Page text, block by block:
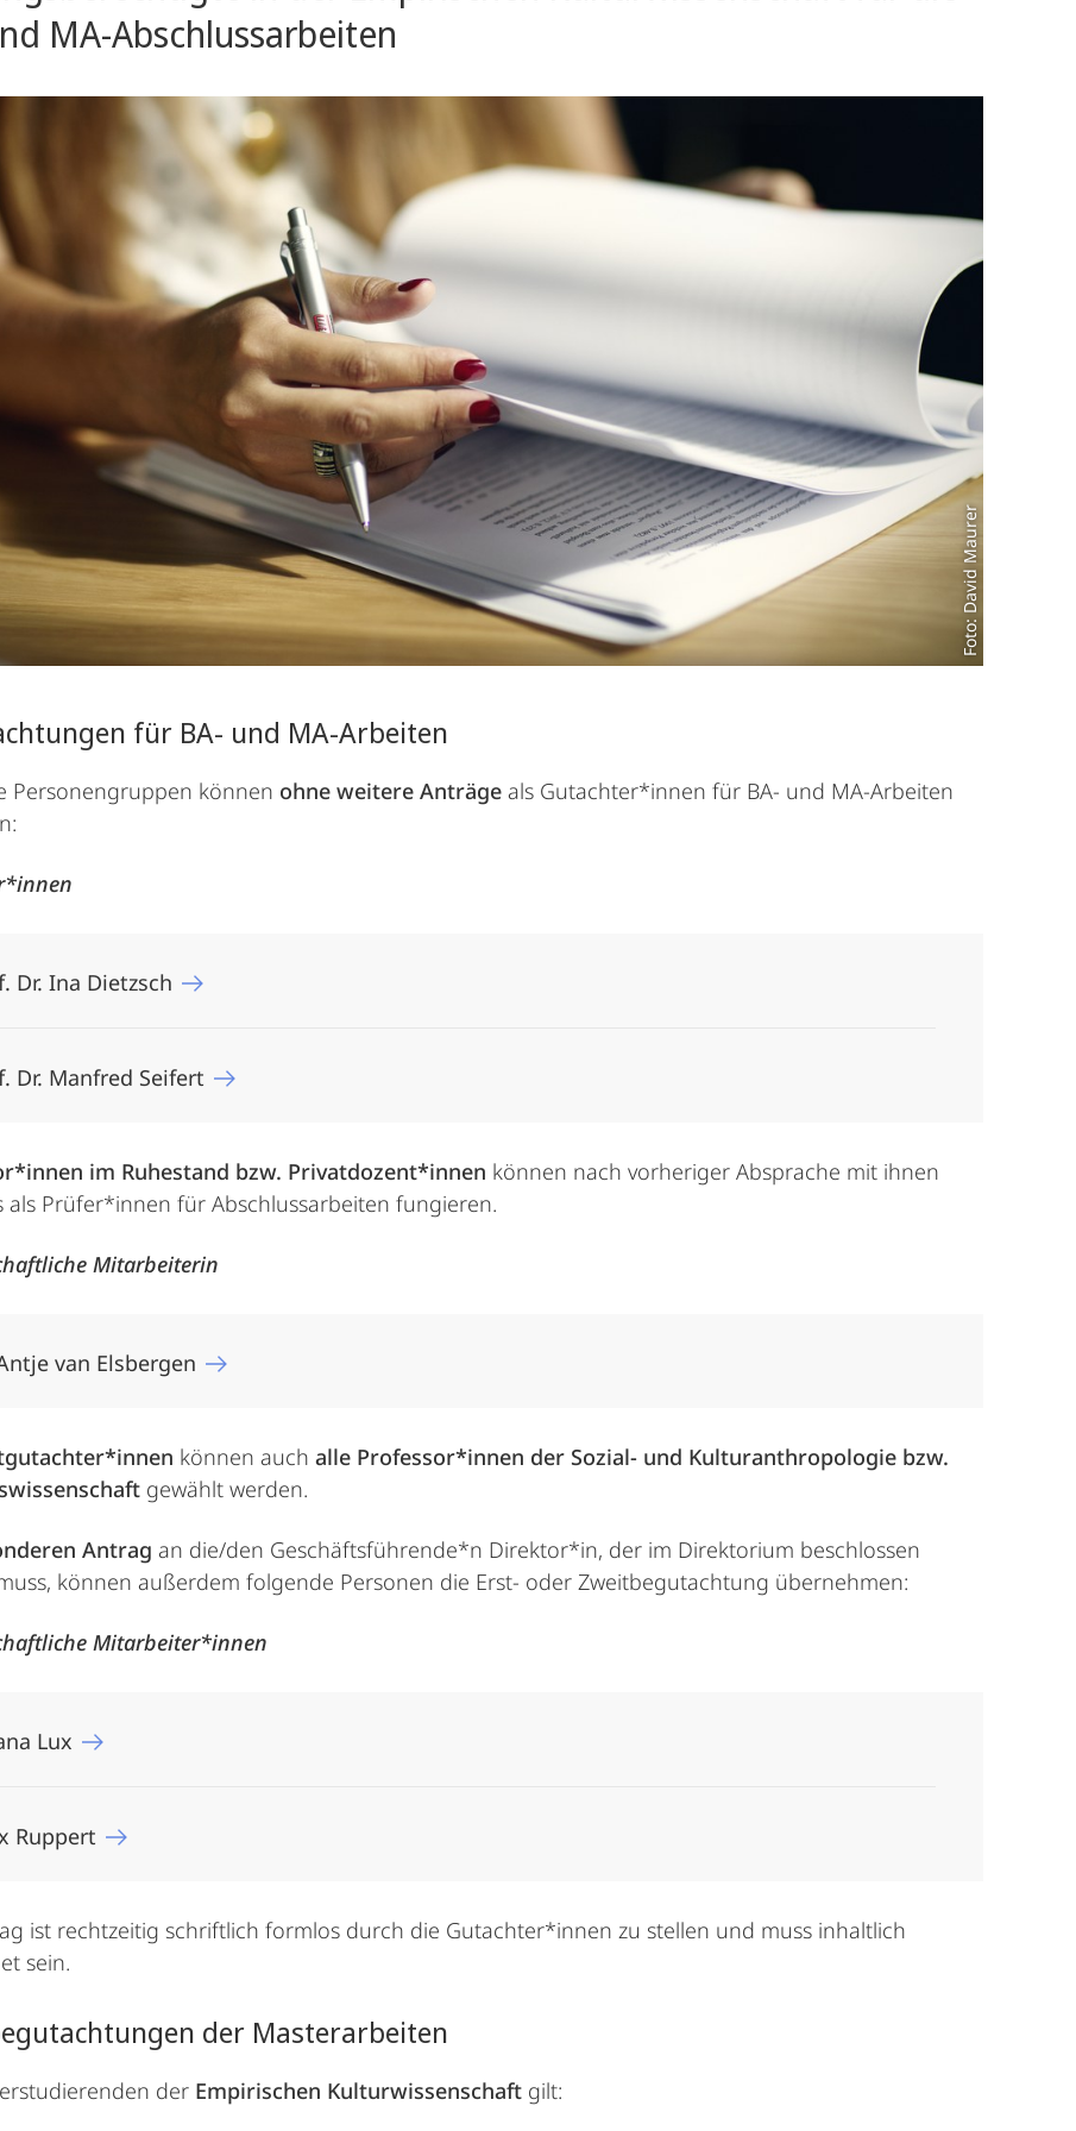
MA-Abschlussarbeiten
Foto: David Maurer
für BA- und MA-Arbeiten
Personengruppen können ohne weitere Anträge als Gutachter*innen für BA- und MA-Arbeiten
Dr. Ina Dietzsch
Dr. Manfred Seifert
im Ruhestand bzw. Privatdozent*innen können nach vorheriger Absprache mit ihnen
als Prüfer*innen für Abschlussarbeiten fungieren.
Mitarbeiterin
van Elsbergen
können auch alle Professor*innen der Sozial- und Kulturanthropologie bzw.
gewählt werden.
Antrag an die/den Geschäftsführende*n Direktor*in, der im Direktorium beschlossen
können außerdem folgende Personen die Erst- oder Zweitbegutachtung übernehmen:
Mitarbeiter*innen
Lux
Ruppert
ist rechtzeitig schriftlich formlos durch die Gutachter*innen zu stellen und muss inhaltlich
sein.
der Masterarbeiten
der Empirischen Kulturwissenschaft gilt: